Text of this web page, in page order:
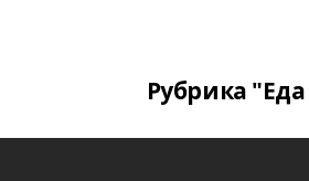
Рубрика